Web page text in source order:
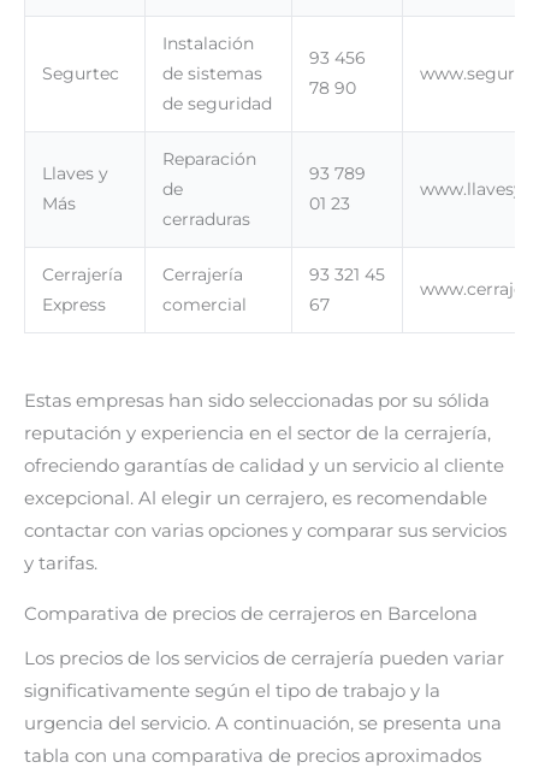
Segurtec
Instalación
de sistemas
de seguridad
93 456
78 90
Llaves y
Más
Reparación
de
cerraduras
93 789
01 23
Cerrajería
Express
Cerrajería
comercial
93 321 45
67
Estas empresas han sido seleccionadas por su sólida
reputación y experiencia en el sector de la cerrajería,
ofreciendo garantías de calidad y un servicio al cliente
excepcional. Al elegir un cerrajero, es recomendable
contactar con varias opciones y comparar sus servicios
y tarifas.
Comparativa de precios de cerrajeros en Barcelona
Los precios de los servicios de cerrajería pueden variar
significativamente según el tipo de trabajo y la
urgencia del servicio. A continuación, se presenta una
tabla con una comparativa de precios aproximados